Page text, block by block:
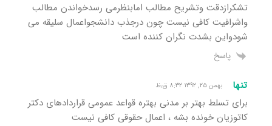
تشکرازدقت وتشریح مطالب امابنظرمی رسدخواندن مطالب
واشرافیت کافی نیست چون درجذب دانشجواعمال سلیقه می
شودواین بشدت نگران کننده است
پاسخ
تنها بهمن ۲۵, ۱۳۹۲ ۸:۳۲ ق٫ظ
برای تسلط بهتر بر مدنی بهتره قواعد عمومی قراردادهای دکتر
کاتوزیان خونده بشه ، اعمال حقوقی کافی نیست